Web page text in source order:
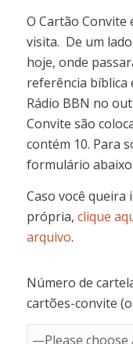
O Cartão Convite
visita. De um
hoje, onde
referência bíblica
Rádio BBN no
Convite são
contém 10. Para
formulário abaixo.
Caso você
própria, clique
arquivo.
Número de
cartões-convite